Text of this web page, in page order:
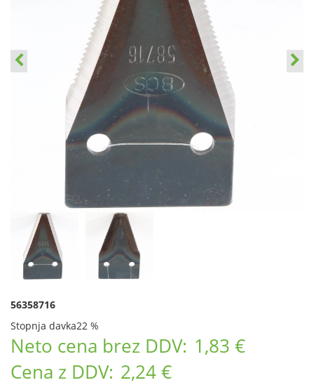
56358716
Stopnja davka22 %
Neto cena brez DDV: 1,83 €
Cena z DDV: 2,24 €